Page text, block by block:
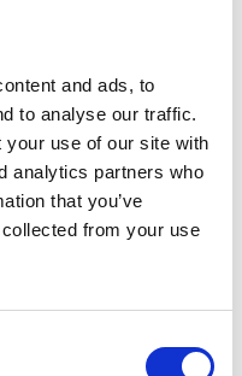
and ads, to
to analyse our traffic.
your use of our site with
analytics partners who
that you’ve
from your use
EINFACH